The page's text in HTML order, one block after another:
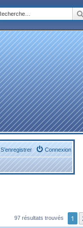
Connexion
S’enregistrer
97 résultats trouvés 1